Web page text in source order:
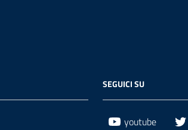
SEGUICI SU
youtube